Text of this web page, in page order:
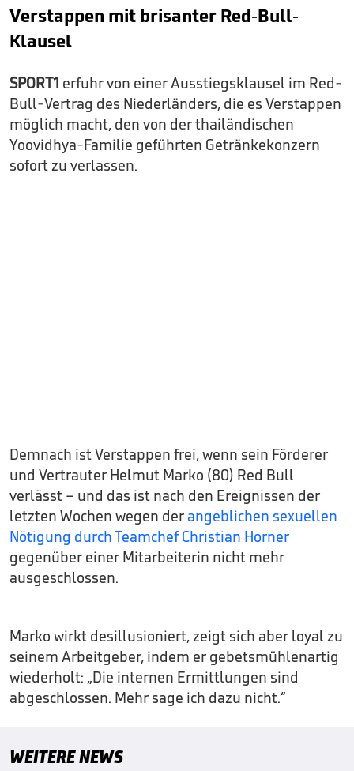
Verstappen mit brisanter Red-Bull-
Klausel
SPORT1 erfuhr von einer Ausstiegsklausel im Red-
Bull-Vertrag des Niederländers, die es Verstappen
möglich macht, den von der thailändischen
Yoovidhya-Familie geführten Getränkekonzern
sofort zu verlassen.
Demnach ist Verstappen frei, wenn sein Förderer
und Vertrauter Helmut Marko (80) Red Bull
verlässt – und das ist nach den Ereignissen der
letzten Wochen wegen der angeblichen sexuellen
Nötigung durch Teamchef Christian Horner
gegenüber einer Mitarbeiterin nicht mehr
ausgeschlossen.
Marko wirkt desillusioniert, zeigt sich aber loyal zu
seinem Arbeitgeber, indem er gebetsmühlenartig
wiederholt: „Die internen Ermittlungen sind
abgeschlossen. Mehr sage ich dazu nicht.“
WEITERE NEWS